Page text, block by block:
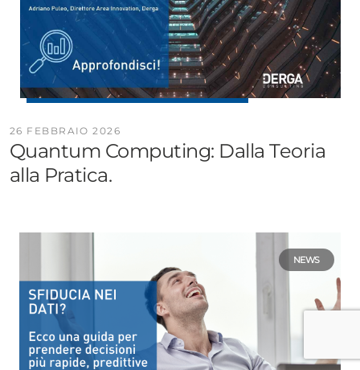
26 FEBBRAIO 2026
Quantum Computing: Dalla Teoria
alla Pratica.
NEWS